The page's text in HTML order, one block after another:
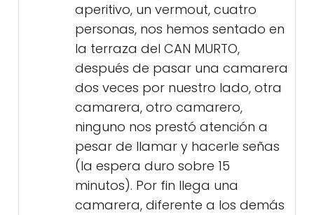
aperitivo, un vermout, cuatro
personas, nos hemos sentado en
la terraza del CAN MURTO,
después de pasar una camarera
dos veces por nuestro lado, otra
camarera, otro camarero,
ninguno nos prestó atención a
pesar de llamar y hacerle señas
(la espera duro sobre 15
minutos). Por fin llega una
camarera, diferente a los demás